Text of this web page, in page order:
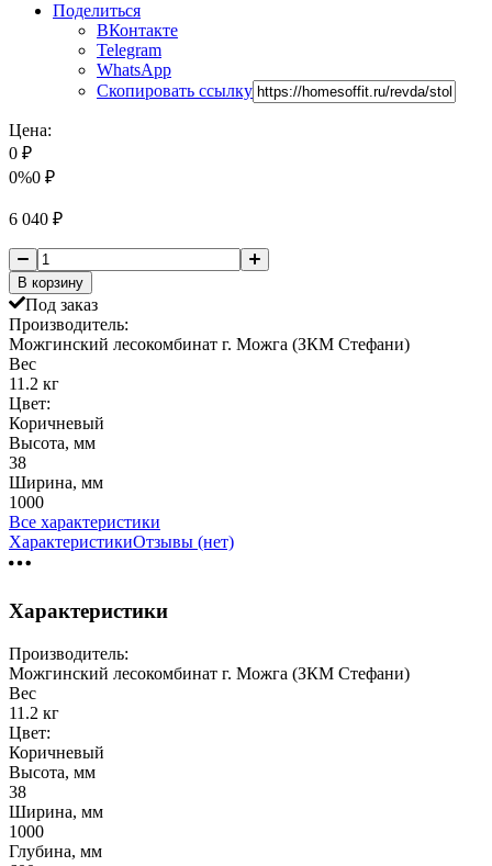
Поделиться
ВКонтакте
Telegram
WhatsApp
Скопировать ссылку
Цена:
0 ₽
0%0 ₽
6 040 ₽
В корзину
Под заказ
Производитель:
Можгинский лесокомбинат г. Можга (ЗКМ Стефани)
Вес
11.2 кг
Цвет:
Коричневый
Высота, мм
38
Ширина, мм
1000
Все характеристики
ХарактеристикиОтзывы (нет)
Характеристики
Производитель:
Можгинский лесокомбинат г. Можга (ЗКМ Стефани)
Вес
11.2 кг
Цвет:
Коричневый
Высота, мм
38
Ширина, мм
1000
Глубина, мм